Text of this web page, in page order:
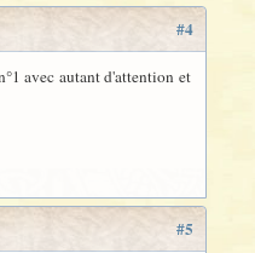
#4
avec autant d'attention et
#5